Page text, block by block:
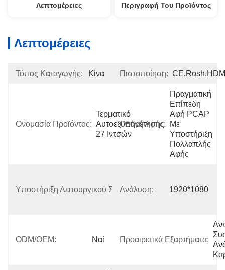
Λεπτομέρειες Περιγραφή Του Προϊόντος
Λεπτομέρειες
Τόπος Καταγωγής: Κίνα Πιστοποίηση:
Ονομασία Προϊόντος:
Τερματικό
Αυτοεξυπηρέτησης
27 Ιντσών
Οθόνη Αφής:
Πραγματική
Επίπεδη
Αφή PCAP
Με
Υποστήριξη
Πολλαπλής
Αφής
Υποστήριξη Λειτουργικού Συστήματος:
Νίκη
Ανάλυση: 1920*1080
ODM/OEM: Ναί Προαιρετικά Εξαρτήματα: